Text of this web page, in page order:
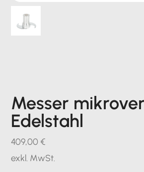
Messer
Edelstahl
Preis
409,00 €
exkl. MwSt.